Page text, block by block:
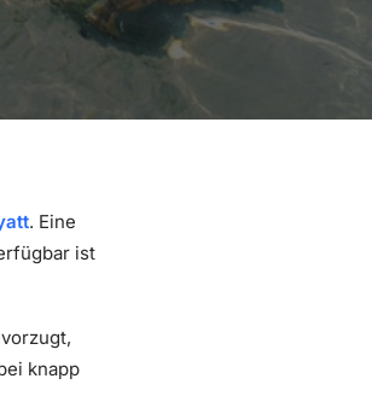
. Eine
ist
knapp